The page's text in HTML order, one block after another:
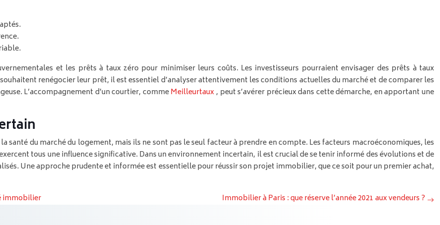
et les prêts à taux zéro pour minimiser leurs coûts. Les investisseurs pourraient envisager des prêts à taux
renégocier leur prêt, il est essentiel d’analyser attentivement les conditions actuelles du marché et de comparer les
L’accompagnement d’un courtier, commeMeilleurtaux , peut s’avérer précieux dans cette démarche, en apportant une
santé du marché du logement, mais ils ne sont pas le seul facteur à prendre en compte. Les facteurs macroéconomiques, les
tous une influence significative. Dans un environnement incertain, il est crucial de se tenir informé des évolutions et de
Une approche prudente et informée est essentielle pour réussir son projet immobilier, que ce soit pour un premier achat,
immobilier
Immobilier à Paris : que réserve l’année 2021 aux vendeurs ?